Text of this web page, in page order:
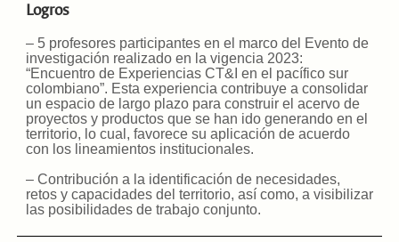
Logros
– 5 profesores participantes en el marco del Evento de
investigación realizado en la vigencia 2023:
“Encuentro de Experiencias CT&I en el pacífico sur
colombiano”. Esta experiencia contribuye a consolidar
un espacio de largo plazo para construir el acervo de
proyectos y productos que se han ido generando en el
territorio, lo cual, favorece su aplicación de acuerdo
con los lineamientos institucionales.
– Contribución a la identificación de necesidades,
retos y capacidades del territorio, así como, a visibilizar
las posibilidades de trabajo conjunto.